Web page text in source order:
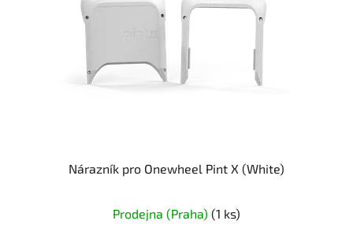
Nárazník pro Onewheel Pint X (White)
Prodejna (Praha) (1 ks)